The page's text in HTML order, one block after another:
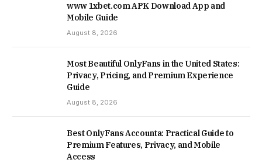
www 1xbet.com APK Download App and
Mobile Guide
August 8, 2026
Most Beautiful OnlyFans in the United States:
Privacy, Pricing, and Premium Experience
Guide
August 8, 2026
Best OnlyFans Accounta: Practical Guide to
Premium Features, Privacy, and Mobile
Access